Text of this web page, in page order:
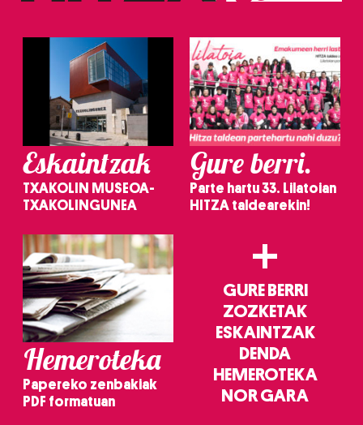
Eskaintzak
TXAKOLIN MUSEOA-
TXAKOLINGUNEA
Gure berri.
Parte hartu 33. Lilatoian
HITZA taldearekin!
Hemeroteka
Papereko zenbakiak
PDF formatuan
+
GURE BERRI
ZOZKETAK
ESKAINTZAK
DENDA
HEMEROTEKA
NOR GARA